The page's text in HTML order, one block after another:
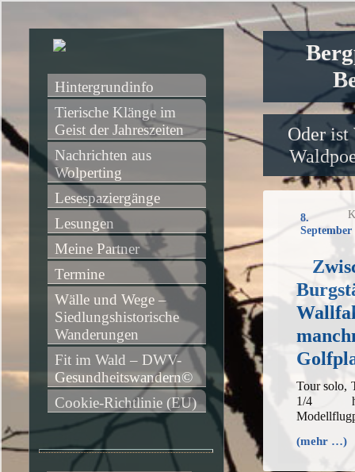
Oder ist
8.
September
Tour solo,
1/4 h,
(mehr …)
Hintergrundinfo
Tierische Klänge im
Geist der Jahreszeiten
Nachrichten aus
Wolperting
Lesespaziergänge
Lesungen
Meine Partner
Termine
Wälle und Wege –
Siedlungshistorische
Wanderungen
Fit im Wald – DWV-
Gesundheitswandern©
Cookie-Richtlinie (EU)